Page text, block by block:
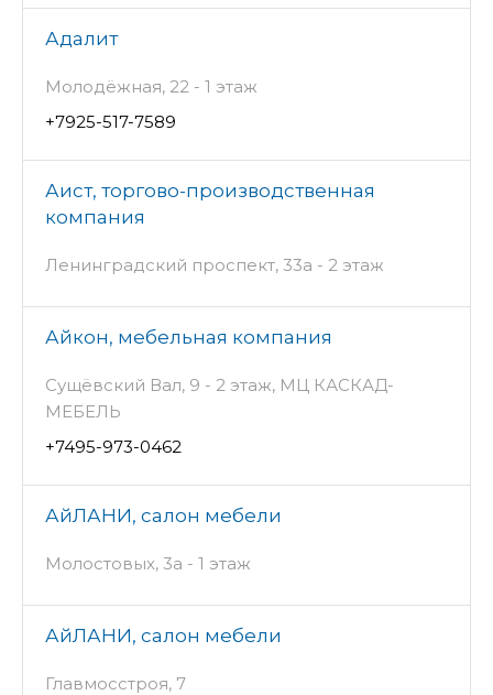
Адалит
Молодёжная, 22 - 1 этаж
+7925-517-7589
Аист, торгово-производственная
компания
Ленинградский проспект, 33а - 2 этаж
Айкон, мебельная компания
Сущёвский Вал, 9 - 2 этаж, МЦ КАСКАД-
МЕБЕЛЬ
+7495-973-0462
АйЛАНИ, салон мебели
Молостовых, 3а - 1 этаж
АйЛАНИ, салон мебели
Главмосстроя, 7